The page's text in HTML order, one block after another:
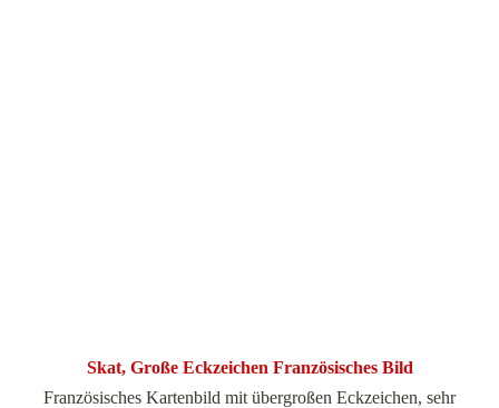
Skat, Große Eckzeichen Französisches Bild
Französisches Kartenbild mit übergroßen Eckzeichen, sehr